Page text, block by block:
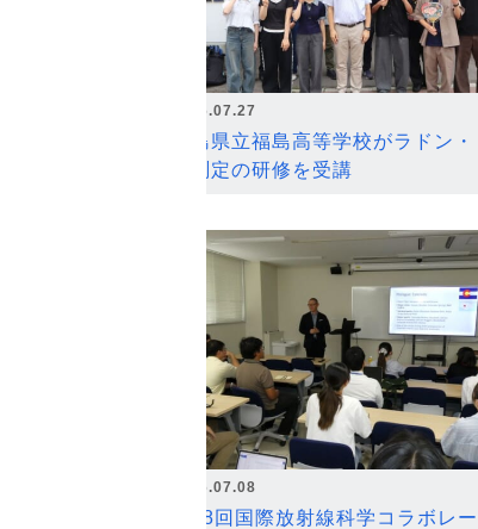
2026.07.27
福島県立福島高等学校がラドン・
ン測定の研修を受講
2026.07.08
第18回国際放射線科学コラボレ